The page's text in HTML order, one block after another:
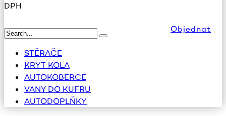
DPH
Objednat
STĚRAČE
KRYT KOLA
AUTOKOBERCE
VANY DO KUFRU
AUTODOPLŇKY